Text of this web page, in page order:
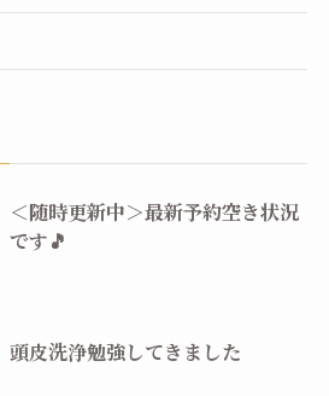
＜随時更新中＞最新予約空き状況
です🎵
頭皮洗浄勉強してきました